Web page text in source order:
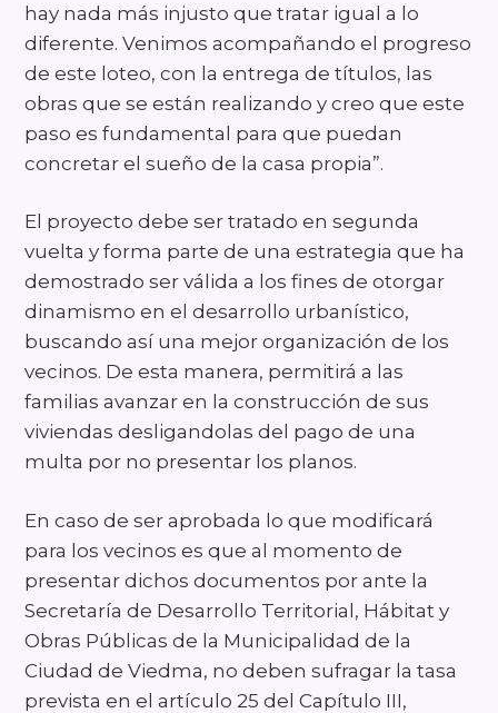
hay nada más injusto que tratar igual a lo
diferente. Venimos acompañando el progreso
de este loteo, con la entrega de títulos, las
obras que se están realizando y creo que este
paso es fundamental para que puedan
concretar el sueño de la casa propia”.
El proyecto debe ser tratado en segunda
vuelta y forma parte de una estrategia que ha
demostrado ser válida a los fines de otorgar
dinamismo en el desarrollo urbanístico,
buscando así una mejor organización de los
vecinos. De esta manera, permitirá a las
familias avanzar en la construcción de sus
viviendas desligandolas del pago de una
multa por no presentar los planos.
En caso de ser aprobada lo que modificará
para los vecinos es que al momento de
presentar dichos documentos por ante la
Secretaría de Desarrollo Territorial, Hábitat y
Obras Públicas de la Municipalidad de la
Ciudad de Viedma, no deben sufragar la tasa
prevista en el artículo 25 del Capítulo III,